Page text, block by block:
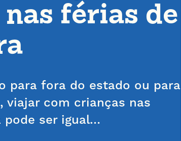
férias de
para fora do estado ou para
viajar com crianças nas
pode ser igual…